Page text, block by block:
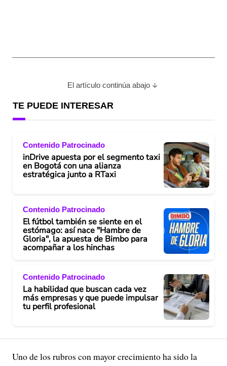
El artículo continúa abajo
TE PUEDE INTERESAR
Contenido Patrocinado
inDrive apuesta por el segmento taxi
en Bogotá con una alianza
estratégica junto a RTaxi
Contenido Patrocinado
El fútbol también se siente en el
estómago: así nace "Hambre de
Gloria", la apuesta de Bimbo para
acompañar a los hinchas
Contenido Patrocinado
La habilidad que buscan cada vez
más empresas y que puede impulsar
tu perfil profesional
Uno de los rubros con mayor crecimiento ha sido la